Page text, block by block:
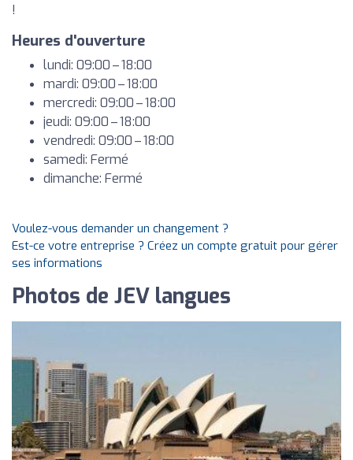
!
Heures d'ouverture
lundi: 09:00 – 18:00
mardi: 09:00 – 18:00
mercredi: 09:00 – 18:00
jeudi: 09:00 – 18:00
vendredi: 09:00 – 18:00
samedi: Fermé
dimanche: Fermé
Voulez-vous demander un changement ?
Est-ce votre entreprise ? Créez un compte gratuit pour gérer
ses informations
Photos de JEV langues